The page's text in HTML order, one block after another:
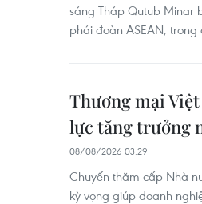
sáng Tháp Qutub Minar
phái đoàn ASEAN, trong
Thương mại
lực tăng trưởng
08/08/2026 03:29
Chuyến thăm cấp Nhà
kỳ vọng giúp doanh